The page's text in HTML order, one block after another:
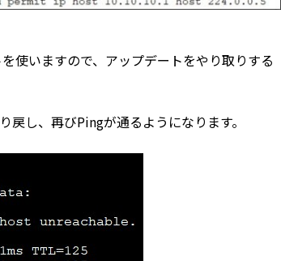
使いますので、アップデートをやり取りする
し、再びPingが通るようになります。